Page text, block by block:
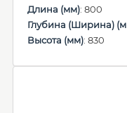
Длина (мм): 800
Глубина (Ширина)
Высота (мм): 830